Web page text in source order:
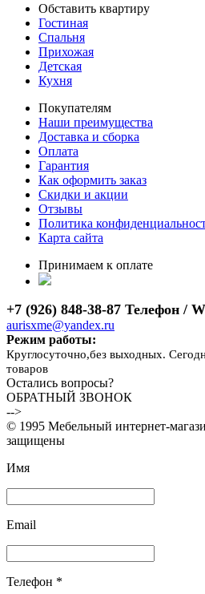
Обставить квартиру
Гостиная
Спальня
Прихожая
Детская
Кухня
Покупателям
Наши преимущества
Доставка и сборка
Оплата
Гарантия
Как оформить заказ
Скидки и акции
Отзывы
Политика
Карта сайта
Принимаем к оплате
+7 (926) 848-38-87 Телефон /
aurisxme@yandex.ru
Режим работы:
Круглосуточно,без выходных.
товаров
Остались вопросы?
ОБРАТНЫЙ ЗВОНОК
-->
© 1995 Мебельный интернет-
защищены
Имя
Email
Телефон *